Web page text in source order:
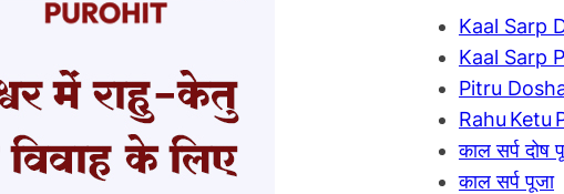
Kaal Sarp
Kaal Sarp
Pitru
Rahu Ketu
काल सर्प दोष
काल सर्प पूजा